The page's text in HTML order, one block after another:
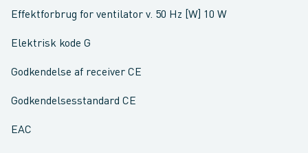
Effektforbrug for ventilator v. 50 Hz [W] 10 W
Elektrisk kode G
Godkendelse af receiver CE
Godkendelsesstandard CE
EAC